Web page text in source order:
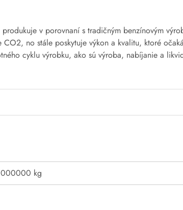
v porovnaní s tradičným benzínovým
no stále poskytuje výkon a kvalitu, ktoré
cyklu výrobku, ako sú výroba, nabíjanie a
kg